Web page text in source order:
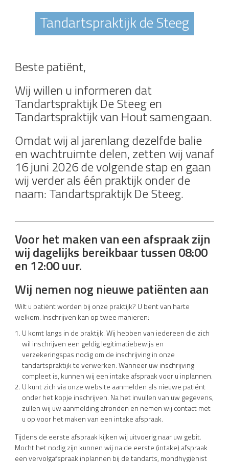
Tandartspraktijk de Steeg
Beste patiënt,
Wij willen u informeren dat
Tandartspraktijk De Steeg en
Tandartspraktijk van Hout samengaan.
Omdat wij al jarenlang dezelfde balie
en wachtruimte delen, zetten wij vanaf
16 juni 2026 de volgende stap en gaan
wij verder als één praktijk onder de
naam: Tandartspraktijk De Steeg.
Voor het maken van een afspraak zijn
wij dagelijks bereikbaar tussen 08:00
en 12:00 uur.
Wij nemen nog nieuwe patiënten aan
Wilt u patiënt worden bij onze praktijk? U bent van harte
welkom. Inschrijven kan op twee manieren:
U komt langs in de praktijk. Wij hebben van iedereen die zich
wil inschrijven een geldig legitimatiebewijs en
verzekeringspas nodig om de inschrijving in onze
tandartspraktijk te verwerken. Wanneer uw inschrijving
compleet is, kunnen wij een intake afspraak voor u inplannen.
U kunt zich via onze website aanmelden als nieuwe patiënt
onder het kopje inschrijven. Na het invullen van uw gegevens,
zullen wij uw aanmelding afronden en nemen wij contact met
u op voor het maken van een intake afspraak.
Tijdens de eerste afspraak kijken wij uitvoerig naar uw gebit.
Mocht het nodig zijn kunnen wij na de eerste (intake) afspraak
een vervolgafspraak inplannen bij de tandarts, mondhygiënist